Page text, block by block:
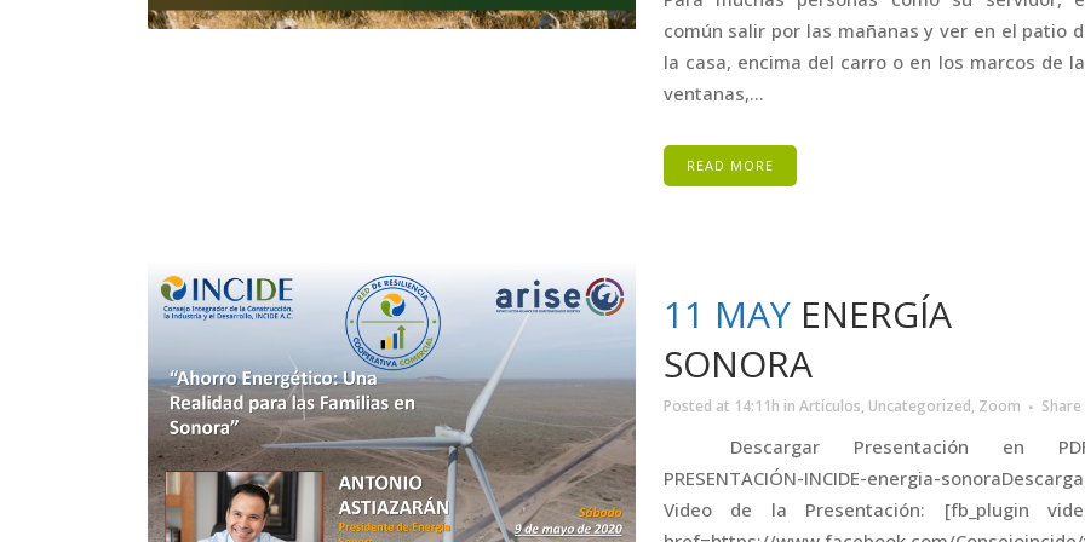
común salir por las mañanas y ver en el patio
la casa, encima del carro o en los marcos de
ventanas,...
READ MORE
11 MAY ENERGÍA
SONORA
Posted at 14:11h in Artículos, Uncategorized, Zoom Share
Descargar Presentación en
PRESENTACIÓN-INCIDE-energia-sonoraDescarga
Video de la Presentación: [fb_plugin